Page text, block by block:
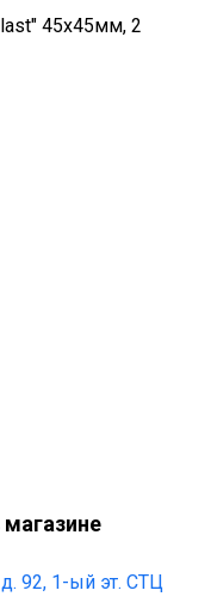
45х45мм, 2
92, 1-ый эт. СТЦ